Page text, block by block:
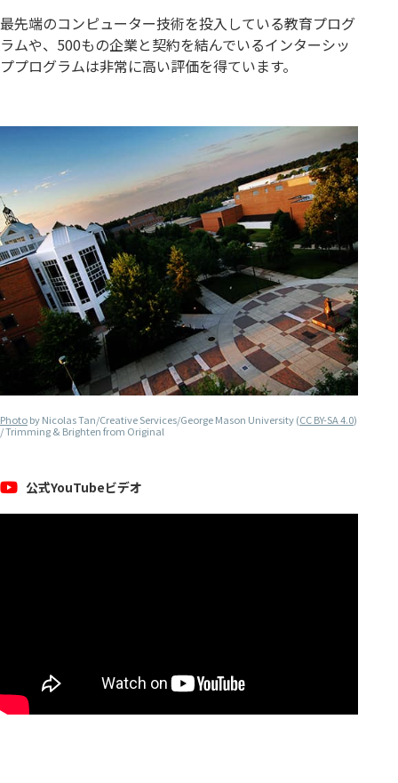
最先端のコンピューター技術を投入している教育プログ
ラムや、500もの企業と契約を結んでいるインターシッ
ププログラムは非常に高い評価を得ています。
Photoby Nicolas Tan/Creative Services/George Mason University (CC BY-SA 4.0)
/ Trimming & Brighten from Original
公式YouTubeビデオ